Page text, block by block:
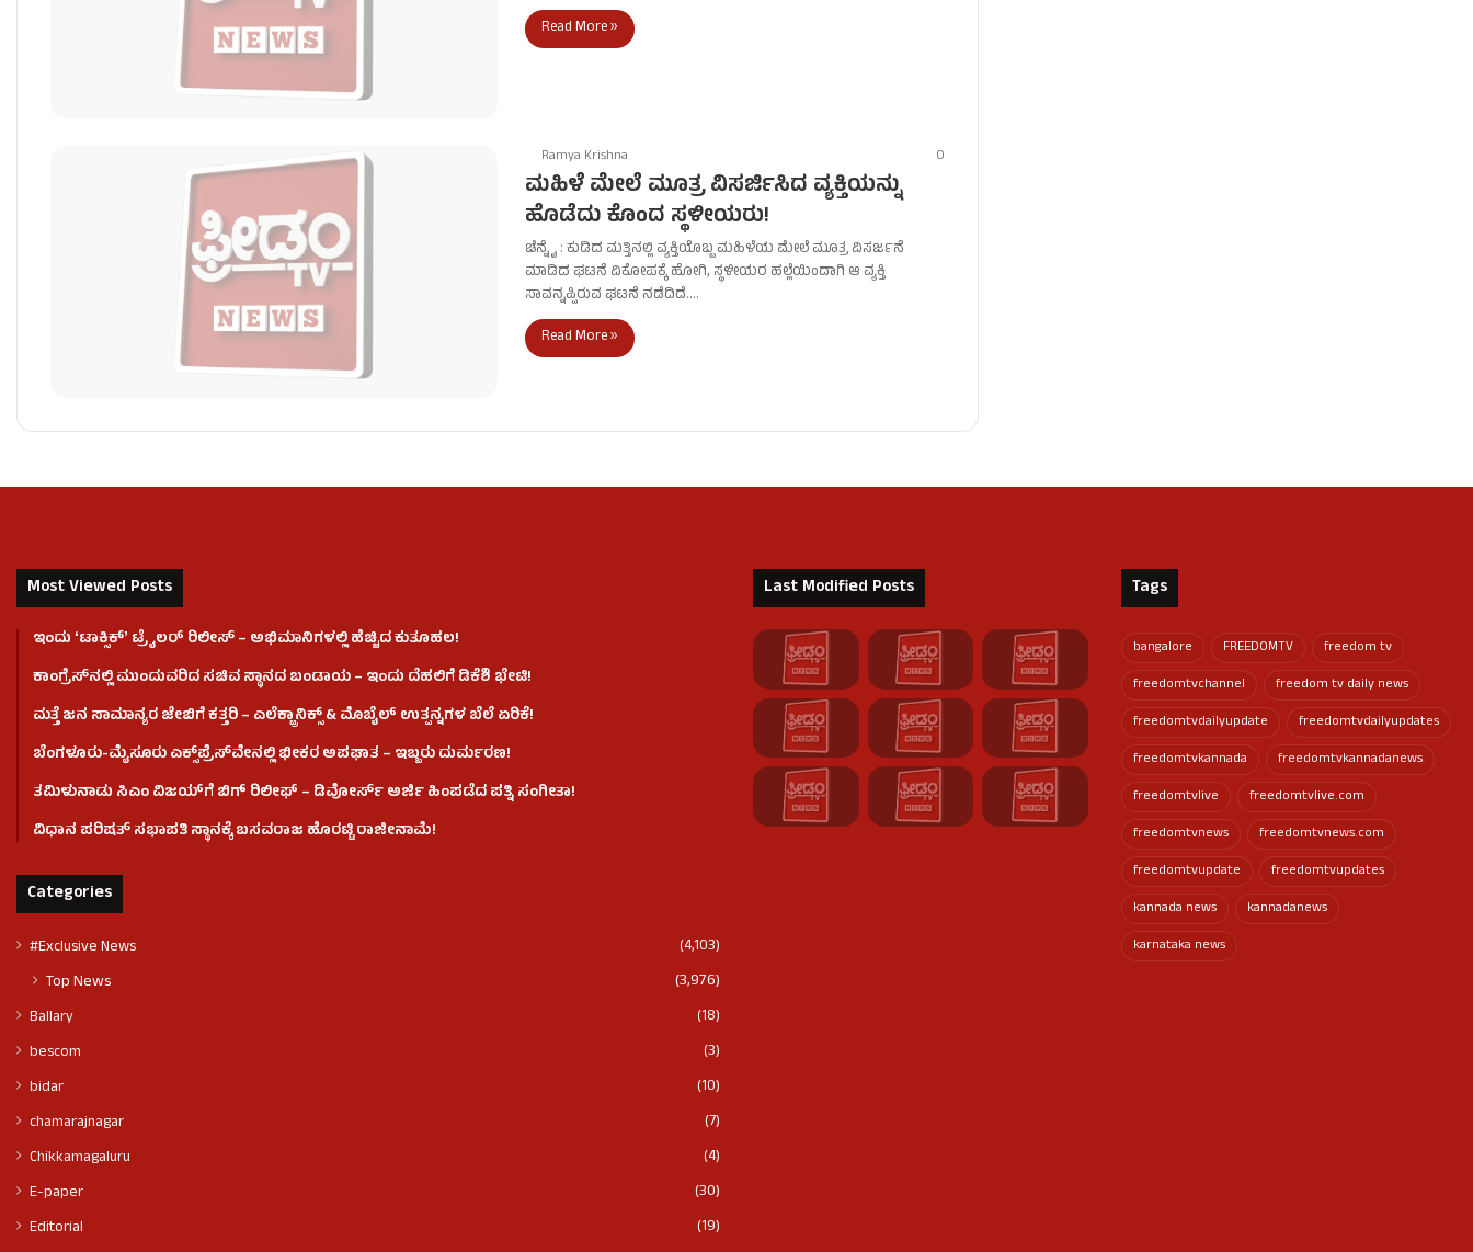
Read More »
Ramya Krishna 0
ಮಹಿಳೆ ಮೇಲೆ ಮೂತ್ರ ವಿಸರ್ಜಿಸಿದ ವ್ಯಕ್ತಿಯನ್ನು
ಹೊಡೆದು ಕೊಂದ ಸ್ಥಳೀಯರು!
ಚೆನ್ನೈ : ಕುಡಿದ ಮತ್ತಿನಲ್ಲಿ ವ್ಯಕ್ತಿಯೊಬ್ಬ ಮಹಿಳೆಯ ಮೇಲೆ ಮೂತ್ರ ವಿಸರ್ಜನೆ
ಮಾಡಿದ ಘಟನೆ ವಿಕೋಪಕ್ಕೆ ಹೋಗಿ, ಸ್ಥಳೀಯರ ಹಲ್ಲೆಯಿಂದಾಗಿ ಆ ವ್ಯಕ್ತಿ
ಸಾವನ್ನಪ್ಪಿರುವ ಘಟನೆ ನಡೆದಿದೆ.…
Read More »
Most Viewed Posts
ಇಂದು ʻಟಾಕ್ಸಿಕ್ʼ ಟ್ರೈಲರ್ ರಿಲೀಸ್‌ – ಅಭಿಮಾನಿಗಳಲ್ಲಿ ಹೆಚ್ಚಿದ ಕುತೂಹಲ!
ಕಾಂಗ್ರೆಸ್​ನಲ್ಲಿ ಮುಂದುವರಿದ ಸಚಿವ ಸ್ಥಾನದ ಬಂಡಾಯ – ಇಂದು ದೆಹಲಿಗೆ ಡಿಕೆಶಿ ಭೇಟಿ!
ಮತ್ತೆ ಜನ ಸಾಮಾನ್ಯರ ಜೇಬಿಗೆ ಕತ್ತರಿ – ಎಲೆಕ್ಟ್ರಾನಿಕ್ಸ್ & ಮೊಬೈಲ್ ಉತ್ಪನ್ನಗಳ ಬೆಲೆ ಏರಿಕೆ!
ಬೆಂಗಳೂರು-ಮೈಸೂರು ಎಕ್ಸ್‌ಪ್ರೆಸ್‌ವೇನಲ್ಲಿ ಭೀಕರ ಅಪಘಾತ – ಇಬ್ಬರು ದುರ್ಮರಣ!
ತಮಿಳುನಾಡು ಸಿಎಂ ವಿಜಯ್‌ಗೆ ಬಿಗ್ ರಿಲೀಫ್ – ಡಿವೋರ್ಸ್ ಅರ್ಜಿ ಹಿಂಪಡೆದ ಪತ್ನಿ ಸಂಗೀತಾ!
ವಿಧಾನ ಪರಿಷತ್ ಸಭಾಪತಿ ಸ್ಥಾನಕ್ಕೆ ಬಸವರಾಜ ಹೊರಟ್ಟಿ ರಾಜೀನಾಮೆ!
Categories
#Exclusive News (4,103)
Top News (3,976)
Ballary
(18)
bescom
(3)
bidar
(10)
chamarajnagar
(7)
Chikkamagaluru
(4)
E-paper
(30)
Editorial
(19)
Last Modified Posts Tags
bangalore FREEDOMTV
freedom tv
freedomtvchannel
freedom tv daily news
freedomtvdailyupdate
freedomtvdailyupdates
freedomtvkannada
freedomtvkannadanews
freedomtvlive
freedomtvlive.com
freedomtvnews
freedomtvnews.com
freedomtvupdate
freedomtvupdates
kannada news
kannadanews
karnataka news